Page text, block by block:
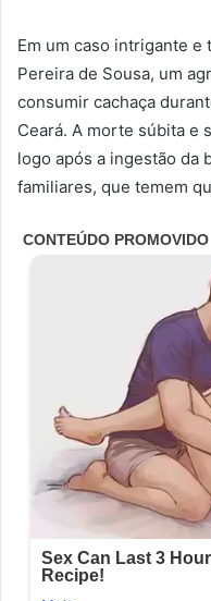
Em um caso intrigante e
Pereira de Sousa, um
consumir cachaça
Ceará. A morte súbita e
logo após a ingestão da
familiares, que temem